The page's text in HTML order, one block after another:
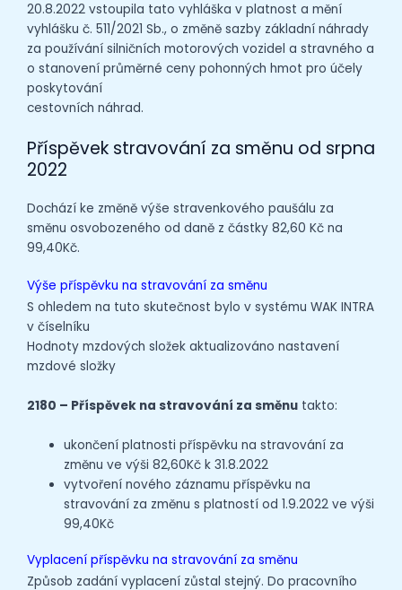
20.8.2022 vstoupila tato vyhláška v platnost a mění
vyhlášku č. 511/2021 Sb., o změně sazby základní náhrady
za používání silničních motorových vozidel a stravného a
o stanovení průměrné ceny pohonných hmot pro účely
poskytování
cestovních náhrad.
Příspěvek stravování za směnu od srpna
2022
Dochází ke změně výše stravenkového paušálu za
směnu osvobozeného od daně z částky 82,60 Kč na
99,40Kč.
Výše příspěvku na stravování za směnu
S ohledem na tuto skutečnost bylo v systému WAK INTRA
v číselníku
Hodnoty mzdových složek aktualizováno nastavení
mzdové složky
2180 – Příspěvek na stravování za směnu takto:
ukončení platnosti příspěvku na stravování za
změnu ve výši 82,60Kč k 31.8.2022
vytvoření nového záznamu příspěvku na
stravování za změnu s platností od 1.9.2022 ve výši
99,40Kč
Vyplacení příspěvku na stravování za směnu
Způsob zadání vyplacení zůstal stejný. Do pracovního